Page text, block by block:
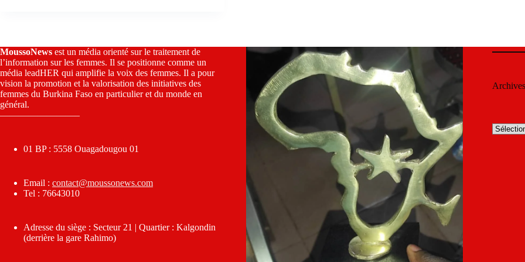
MoussoNews est un média orienté sur le traitement de
l’information sur les femmes. Il se positionne comme un
média leadHER qui amplifie la voix des femmes. Il a pour
vision la promotion et la valorisation des initiatives des
femmes du Burkina Faso en particulier et du monde en
général.
————————–
01 BP : 5558 Ouagadougou 01
Email : contact@moussonews.com
Tel : 76643010
Adresse du siège : Secteur 21 | Quartier : Kalgondin
(derrière la gare Rahimo)
Archives
Archives